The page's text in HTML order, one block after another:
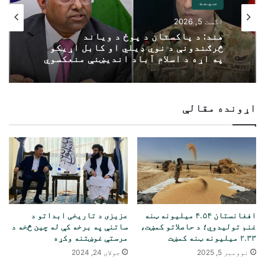
سیمه
اگست 5, 2026
هند: د پاکستان د پوځ د ویاند
څرګندونې د نوي ډیلي او کابل اړیکو
په اړه د اسلام آباد اندیښنې منعکسوي
اړونده مقالې
افغانستان ۴.۵۴ میلیونه ټنه
غنم تولیدوي؛ د حاصلاتو کمښت،
۲.۳۳ میلیونه ټنه کمښت
نوومبر 5, 2025
عزيزی د تاريخی ابداتو د
ساتنې په برخه کې له چين څخه د
مرستې غوښتنه وکړه
جولای 24, 2024